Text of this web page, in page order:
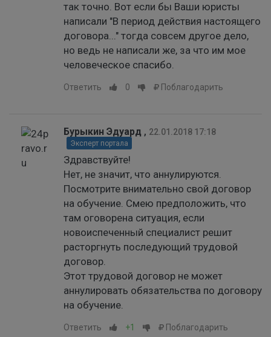
так точно. Вот если бы Ваши юристы
написали "В период действия настоящего
договора..." тогда совсем другое дело,
но ведь не написали же, за что им мое
человеческое спасибо.
Ответить 0 Поблагодарить
Бурыкин Эдуард , 22.01.2018 17:18
Эксперт портала
Здравствуйте!
Нет, не значит, что аннулируются.
Посмотрите внимательно свой договор
на обучение. Смею предположить, что
там оговорена ситуация, если
новоиспеченный специалист решит
расторгнуть последующий трудовой
договор.
Этот трудовой договор не может
аннулировать обязательства по договору
на обучение.
Ответить +1 Поблагодарить